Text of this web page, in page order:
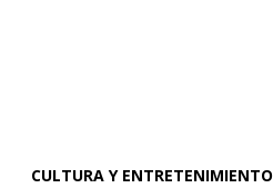
CULTURA Y ENTRETENIMIENTO